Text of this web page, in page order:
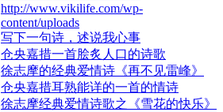
http://www.vikilife.com/wp-
content/uploads
写下一句诗，述说我心事
仓央嘉措一首脍炙人口的诗歌
徐志摩的经典爱情诗《再不见雷峰》
仓央嘉措耳熟能详的一首的情诗
徐志摩经典爱情诗歌之《雪花的快乐》